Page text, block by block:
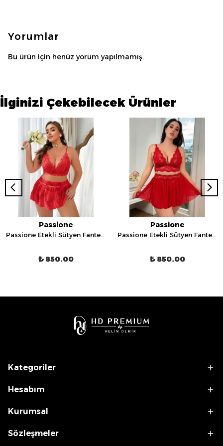
Yorumlar
Bu ürün için henüz yorum yapılmamış.
İlginizi Çekebilecek Ürünler
Passione
Passione Etekli Sütyen Fantezi İç Giyim Takımı - 75004
₺ 850.00
Passione
Passione Etekli Sütyen Fantezi İç Giyim Takımı - 75007
₺ 850.00
Kategoriler
Hesabım
Kurumsal
Sözleşmeler